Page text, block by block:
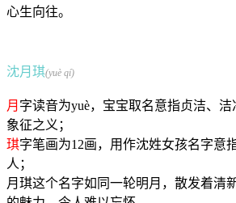
心生向往。
沈月琪(yuè qí)
月 字读音为yuè，宝宝取名意指贞洁、
象征之义；
琪字笔画为12画，用作沈姓女孩名字意
人；
月琪这个名字如同一轮明月，散发着清